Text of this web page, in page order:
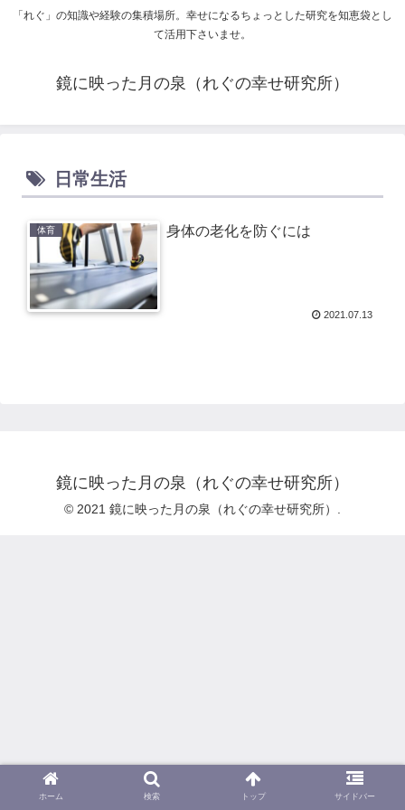
「れぐ」の知識や経験の集積場所。幸せになるちょっとした研究を知恵袋とし
て活用下さいませ。
鏡に映った月の泉（れぐの幸せ研究所）
日常生活
体育 身体の老化を防ぐには
2021.07.13
鏡に映った月の泉（れぐの幸せ研究所）
© 2021 鏡に映った月の泉（れぐの幸せ研究所）.
ホーム 検索 トップ サイドバー